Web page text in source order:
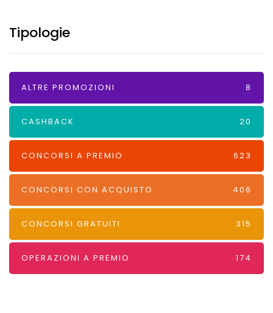
Tipologie
ALTRE PROMOZIONI 8
CASHBACK 20
CONCORSI A PREMIO 623
CONCORSI CON ACQUISTO 406
CONCORSI GRATUITI 315
OPERAZIONI A PREMIO 174